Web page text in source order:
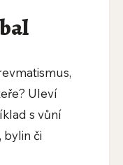
Uleví
s vůní
bylin či